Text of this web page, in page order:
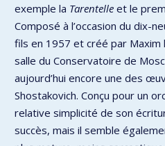
exemple la Tarentelle et le
Composé à l’occasion du dix-
fils en 1957 et créé par Maxim
salle du Conservatoire de
aujourd’hui encore une des
Shostakovich. Conçu pour un
relative simplicité de son
succès, mais il semble